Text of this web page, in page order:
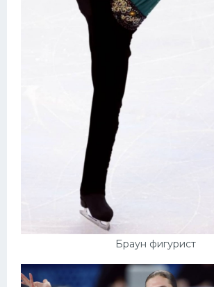
Браун фигурист